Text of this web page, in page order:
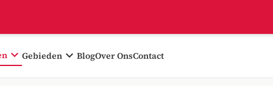
expand_more Gebiedenexpand_more BlogOver OnsContact